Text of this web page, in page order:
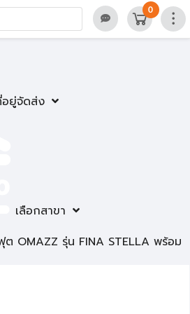
อยู่จัดส่ง
เลือกสาขา
0
OMAZZ รุ่น FINA STELLA พร้อม